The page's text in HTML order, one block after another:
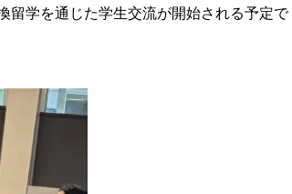
留学を通じた学生交流が開始される予定で